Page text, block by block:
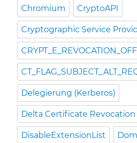
Chromium CryptoAPI
Cryptographic Service
Delegierung (Kerberos)
Delta Certificate Revocation
DisableExtensionList